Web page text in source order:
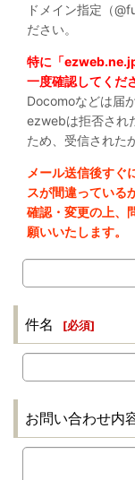
ドメイン指定（
ださい。
特に「
一度確認してくだ
Docomoなどは届
ezwebは拒否され
ため、受信された
メール送信後すぐ
スが間違っている
確認・変更の上、
願いいたします。
件名 [必須]
お問い合わせ内